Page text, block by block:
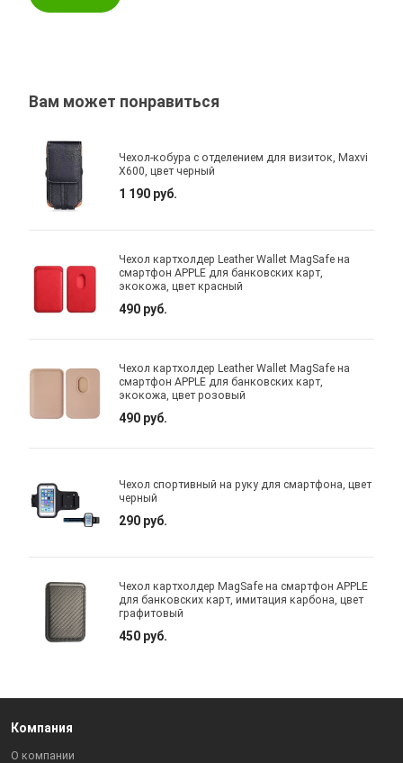
Вам может понравиться
Чехол-кобура с отделением для визиток, Maxvi
X600, цвет черный
1 190 руб.
Чехол картхолдер Leather Wallet MagSafe на
смартфон APPLE для банковских карт,
экокожа, цвет красный
490 руб.
Чехол картхолдер Leather Wallet MagSafe на
смартфон APPLE для банковских карт,
экокожа, цвет розовый
490 руб.
Чехол спортивный на руку для смартфона, цвет
черный
290 руб.
Чехол картхолдер MagSafe на смартфон APPLE
для банковских карт, имитация карбона, цвет
графитовый
450 руб.
Компания
О компании